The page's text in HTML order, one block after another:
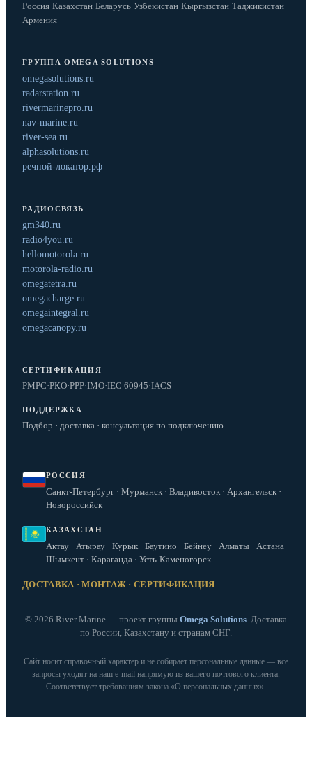
Россия·Казахстан·Беларусь·Узбекистан·Кыргызстан·Таджикистан·
Армения
ГРУППА OMEGA SOLUTIONS
omegasolutions.ru
radarstation.ru
rivermarinepro.ru
nav-marine.ru
river-sea.ru
alphasolutions.ru
речной-локатор.рф
РАДИОСВЯЗЬ
gm340.ru
radio4you.ru
hellomotorola.ru
motorola-radio.ru
omegatetra.ru
omegacharge.ru
omegaintegral.ru
omegacanopy.ru
СЕРТИФИКАЦИЯ
РМРС·РКО·РРР·IMO·IEC 60945·IACS
ПОДДЕРЖКА
Подбор · доставка · консультация по подключению
РОССИЯ
Санкт-Петербург · Мурманск · Владивосток · Архангельск ·
Новороссийск
КАЗАХСТАН
Актау · Атырау · Курык · Баутино · Бейнеу · Алматы · Астана ·
Шымкент · Караганда · Усть-Каменогорск
ДОСТАВКА · МОНТАЖ · СЕРТИФИКАЦИЯ
© 2026 River Marine — проект группы Omega Solutions. Доставка
по России, Казахстану и странам СНГ.
Сайт носит справочный характер и не собирает персональные данные — все
запросы уходят на наш e‑mail напрямую из вашего почтового клиента.
Соответствует требованиям закона «О персональных данных».